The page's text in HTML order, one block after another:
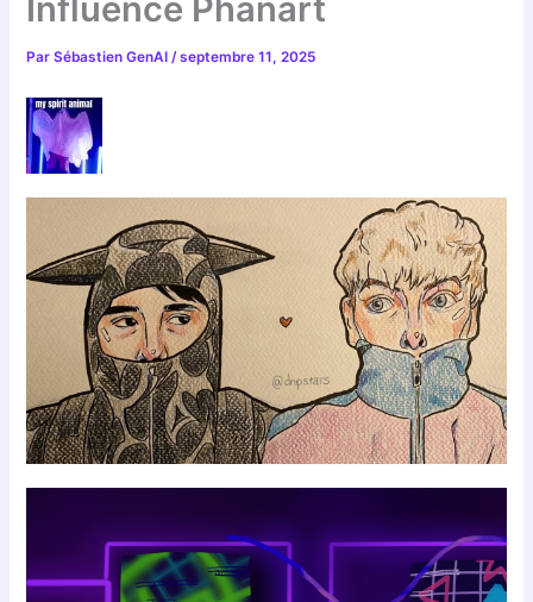
Influence Phanart
ParSébastien GenAI/septembre 11, 2025